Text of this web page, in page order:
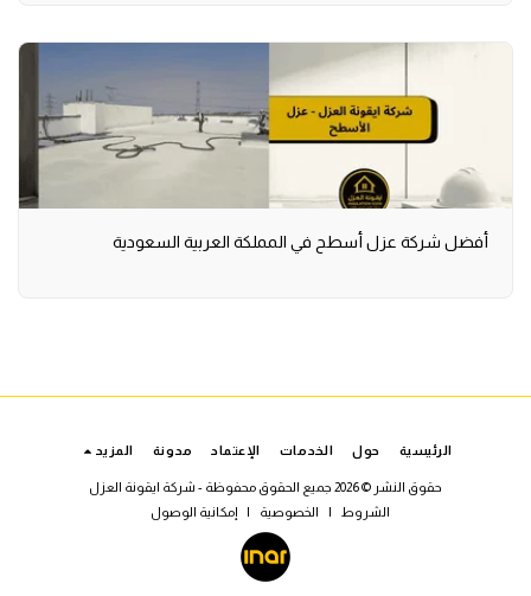
أفضل شركة عزل أسطح في المملكة العربية السعودية
الرئيسية حول الخدمات الإعتماد مدونة المزيد
حقوق النشر © 2026 جميع الحقوق محفوظة -
شركة ايقونة العزل
الشروط
| الخصوصية | إمكانية الوصول